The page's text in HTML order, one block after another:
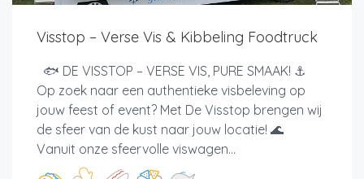
Visstop – Verse Vis & Kibbeling Foodtruck
🐟 DE VISSTOP – VERSE VIS, PURE SMAAK! ⚓
Op zoek naar een authentieke visbeleving op
jouw feest of event? Met De Visstop brengen wij
de sfeer van de kust naar jouw locatie! 🌊
Vanuit onze sfeervolle viswagen...